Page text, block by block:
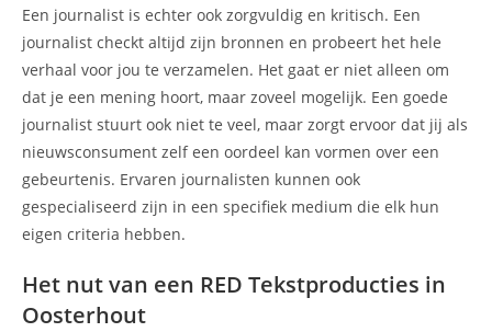
Een journalist is echter ook zorgvuldig en kritisch. Een
journalist checkt altijd zijn bronnen en probeert het hele
verhaal voor jou te verzamelen. Het gaat er niet alleen om
dat je een mening hoort, maar zoveel mogelijk. Een goede
journalist stuurt ook niet te veel, maar zorgt ervoor dat jij als
nieuwsconsument zelf een oordeel kan vormen over een
gebeurtenis. Ervaren journalisten kunnen ook
gespecialiseerd zijn in een specifiek medium die elk hun
eigen criteria hebben.
Het nut van een RED Tekstproducties in
Oosterhout